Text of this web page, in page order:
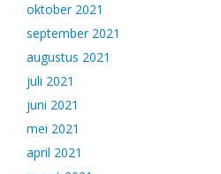
oktober 2021
september 2021
augustus 2021
juli 2021
juni 2021
mei 2021
april 2021